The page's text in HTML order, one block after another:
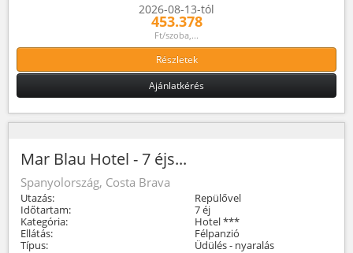
2026-08-13-tól
453.378
Ft/szoba,...
Részletek
Ajánlatkérés
Mar Blau Hotel - 7 éjs...
Spanyolország, Costa Brava
Utazás:
Repülővel
Időtartam:
7 éj
Kategória:
Hotel ***
Ellátás:
Félpanzió
Típus:
Üdülés - nyaralás